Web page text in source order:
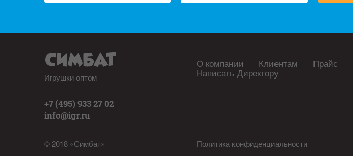
Игрушки оптом
+7 (495) 933 27 02
info@igr.ru
© 2018 «Симбат»
О компании Клиентам Прайс
Написать Директору
Политика конфиденциальности